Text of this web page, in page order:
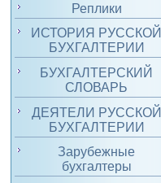
Реплики
ИСТОРИЯ РУССКОЙ
БУХГАЛТЕРИИ
БУХГАЛТЕРСКИЙ
СЛОВАРЬ
ДЕЯТЕЛИ РУССКОЙ
БУХГАЛТЕРИИ
Зарубежные
бухгалтеры